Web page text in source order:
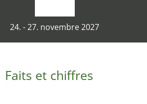
24. - 27. novembre 2027
Faits et chiffres